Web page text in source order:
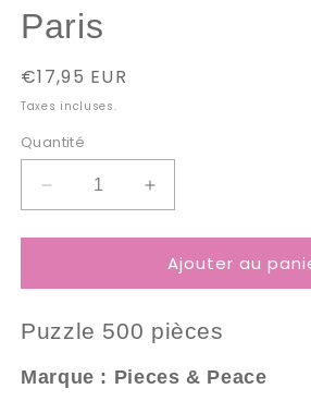
Paris
Prix
habituel
€17,95 EUR
Taxes incluses.
Quantité
Réduire
la
quantité
Puzzle
Pièces
&amp;
Augmenter
la
quantité
de
Puzzle
Pièces
&amp;
Ajouter au
Puzzle 500 pièces
Marque : Pieces & Peace